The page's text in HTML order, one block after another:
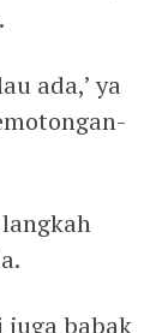
ada,’ ya
juga babak